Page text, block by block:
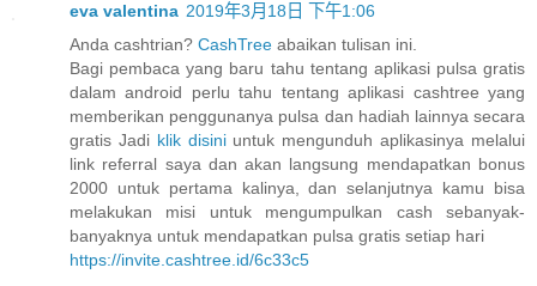
eva valentina 2019年3月18日 下午1:06
Anda cashtrian? CashTree abaikan tulisan ini.
Bagi pembaca yang baru tahu tentang aplikasi pulsa gratis
dalam android perlu tahu tentang aplikasi cashtree yang
memberikan penggunanya pulsa dan hadiah lainnya secara
gratis Jadi klik disiniuntuk mengunduh aplikasinya melalui
link referral saya dan akan langsung mendapatkan bonus
2000 untuk pertama kalinya, dan selanjutnya kamu bisa
melakukan misi untuk mengumpulkan cash sebanyak-
banyaknya untuk mendapatkan pulsa gratis setiap hari
https://invite.cashtree.id/6c33c5